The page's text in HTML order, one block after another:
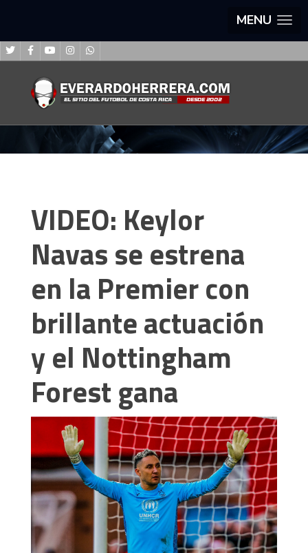
MENU
VIDEO: Keylor
Navas se estrena
en la Premier con
brillante actuación
y el Nottingham
Forest gana